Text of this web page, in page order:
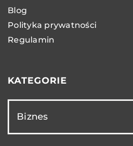
Blog
Polityka prywatności
Regulamin
KATEGORIE
Biznes